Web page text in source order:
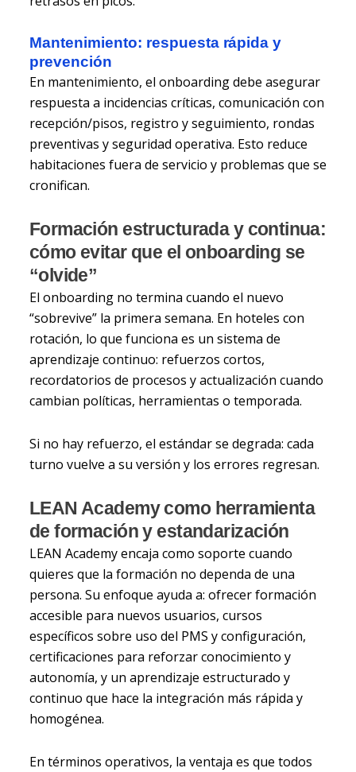
Mantenimiento: respuesta rápida y
prevención
En mantenimiento, el onboarding debe asegurar
respuesta a incidencias críticas, comunicación con
recepción/pisos, registro y seguimiento, rondas
preventivas y seguridad operativa. Esto reduce
habitaciones fuera de servicio y problemas que se
cronifican.
Formación estructurada y continua:
cómo evitar que el onboarding se
“olvide”
El onboarding no termina cuando el nuevo
“sobrevive” la primera semana. En hoteles con
rotación, lo que funciona es un sistema de
aprendizaje continuo: refuerzos cortos,
recordatorios de procesos y actualización cuando
cambian políticas, herramientas o temporada.
Si no hay refuerzo, el estándar se degrada: cada
turno vuelve a su versión y los errores regresan.
LEAN Academy como herramienta
de formación y estandarización
LEAN Academy encaja como soporte cuando
quieres que la formación no dependa de una
persona. Su enfoque ayuda a: ofrecer formación
accesible para nuevos usuarios, cursos
específicos sobre uso del PMS y configuración,
certificaciones para reforzar conocimiento y
autonomía, y un aprendizaje estructurado y
continuo que hace la integración más rápida y
homogénea.
En términos operativos, la ventaja es que todos